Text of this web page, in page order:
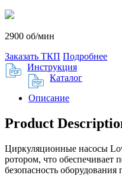
2900 об/мин
Заказать ТКП Подробнее
Инструкция
Каталог
Описание
Product
Циркуляционные насосы
ротором, что
безопасность